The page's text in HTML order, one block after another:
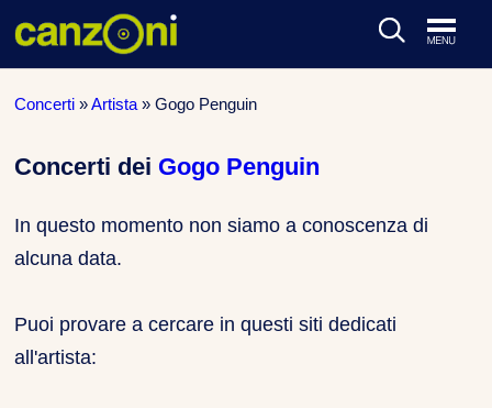
Concerti »Artista »Gogo Penguin
Concerti dei Gogo Penguin
In questo momento non siamo a conoscenza di
alcuna data.
Puoi provare a cercare in questi siti dedicati
all'artista: